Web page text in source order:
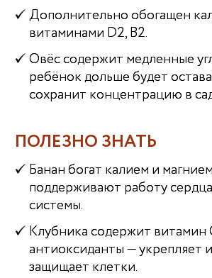
Дополнительно обогащен
витаминами D2, В2.
Овёс содержит медленные
ребёнок дольше будет
сохранит концентрацию в
ПОЛЕЗНО ЗНАТЬ
Банан богат калием и
поддерживают работу
системы.
Клубника содержит витамин
антиоксиданты — укрепляет
защищает клетки.